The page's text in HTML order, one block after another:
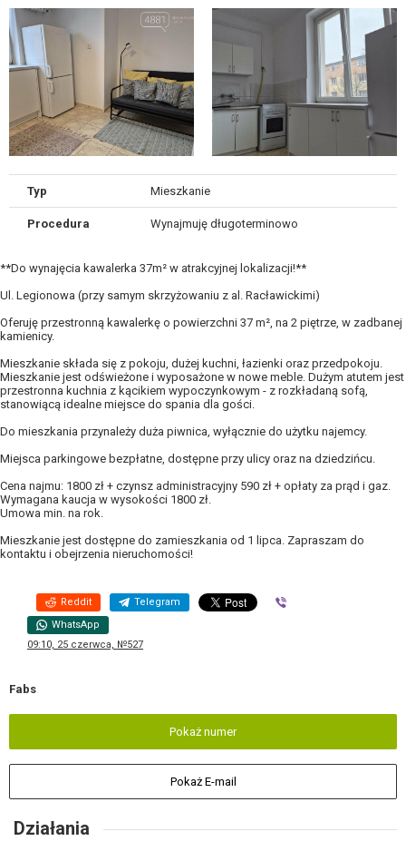
Typ Mieszkanie
Procedura Wynajmuję długoterminowo
**Do wynajęcia kawalerka 37m² w atrakcyjnej lokalizacji!**
Ul. Legionowa (przy samym skrzyżowaniu z al. Racławickimi)
Oferuję przestronną kawalerkę o powierzchni 37 m², na 2 piętrze, w zadbanej
kamienicy.
Mieszkanie składa się z pokoju, dużej kuchni, łazienki oraz przedpokoju.
Mieszkanie jest odświeżone i wyposażone w nowe meble. Dużym atutem jest
przestronna kuchnia z kącikiem wypoczynkowym - z rozkładaną sofą,
stanowiącą idealne miejsce do spania dla gości.
Do mieszkania przynależy duża piwnica, wyłącznie do użytku najemcy.
Miejsca parkingowe bezpłatne, dostępne przy ulicy oraz na dziedzińcu.
Cena najmu: 1800 zł + czynsz administracyjny 590 zł + opłaty za prąd i gaz.
Wymagana kaucja w wysokości 1800 zł.
Umowa min. na rok.
Mieszkanie jest dostępne do zamieszkania od 1 lipca. Zapraszam do
kontaktu i obejrzenia nieruchomości!
Reddit Telegram
WhatsApp
09:10, 25 czerwca, №527
Fabs
Pokaż numer
Pokaż E-mail
Działania